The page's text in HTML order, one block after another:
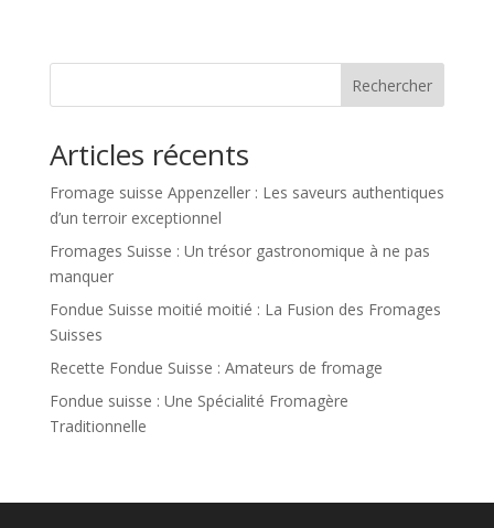
Rechercher
Articles récents
Fromage suisse Appenzeller : Les saveurs authentiques
d’un terroir exceptionnel
Fromages Suisse : Un trésor gastronomique à ne pas
manquer
Fondue Suisse moitié moitié : La Fusion des Fromages
Suisses
Recette Fondue Suisse : Amateurs de fromage
Fondue suisse : Une Spécialité Fromagère
Traditionnelle